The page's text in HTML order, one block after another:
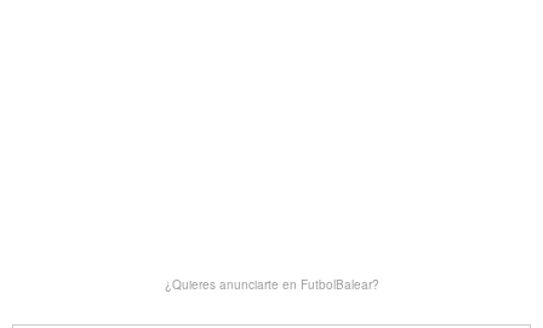
¿Quieres anunciarte en FutbolBalear?